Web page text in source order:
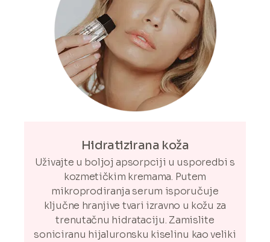
Hidratizirana koža
Uživajte u boljoj apsorpciji u usporedbi s
kozmetičkim kremama. Putem
mikroprodiranja serum isporučuje
ključne hranjive tvari izravno u kožu za
trenutačnu hidrataciju. Zamislite
soniciranu hijaluronsku kiselinu kao veliki